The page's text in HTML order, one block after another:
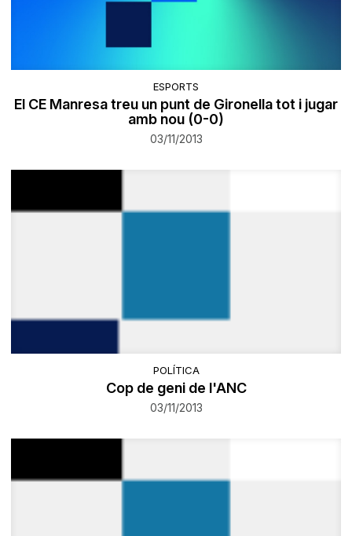
ESPORTS
El CE Manresa treu un punt de Gironella tot i jugar
amb nou (0-0)
03/11/2013
POLÍTICA
Cop de geni de l'ANC
03/11/2013